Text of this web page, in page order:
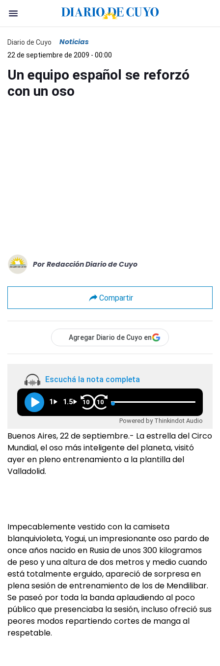
Diario de Cuyo Noticias
22 de septiembre de 2009 - 00:00
Un equipo español se reforzó
con un oso
Por Redacción Diario de Cuyo
Compartir
Agregar Diario de Cuyo en
Escuchá la nota completa
1 1.5 10 10
Powered by Thinkindot Audio
Buenos Aires, 22 de septiembre.- La estrella del Circo
Mundial, el oso más inteligente del planeta, visitó
ayer en pleno entrenamiento a la plantilla del
Valladolid.
Impecablemente vestido con la camiseta
blanquivioleta, Yogui, un impresionante oso pardo de
once años nacido en Rusia de unos 300 kilogramos
de peso y una altura de dos metros y medio cuando
está totalmente erguido, apareció de sorpresa en
plena sesión de entrenamiento de los de Mendilibar.
Se paseó por toda la banda aplaudiendo al poco
público que presenciaba la sesión, incluso ofreció sus
peores modos repartiendo cortes de manga al
respetable.